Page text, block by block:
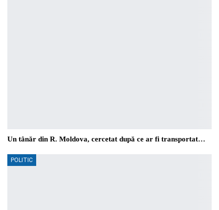
Un tânăr din R. Moldova, cercetat după ce ar fi transportat…
POLITIC